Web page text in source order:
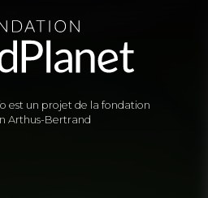
est un projet de la fondation
Arthus-Bertrand